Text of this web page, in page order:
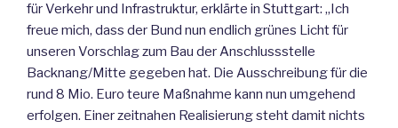
für Verkehr und Infrastruktur, erklärte in Stuttgart: „Ich
freue mich, dass der Bund nun endlich grünes Licht für
unseren Vorschlag zum Bau der Anschlussstelle
Backnang/Mitte gegeben hat. Die Ausschreibung für die
rund 8 Mio. Euro teure Maßnahme kann nun umgehend
erfolgen. Einer zeitnahen Realisierung steht damit nichts